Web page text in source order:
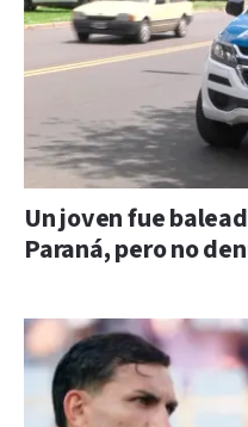
Un joven fue
Paraná, pero no